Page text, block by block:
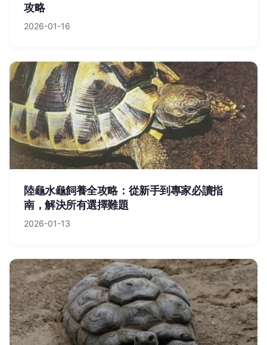
攻略
2026-01-16
陸龜水龜飼養全攻略：從新手到專家必讀指
南，解決所有選擇難題
2026-01-13